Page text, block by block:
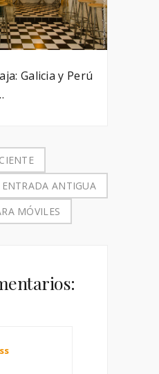
Galicia y Perú
ENTRADA ANTIGUA
MÓVILES